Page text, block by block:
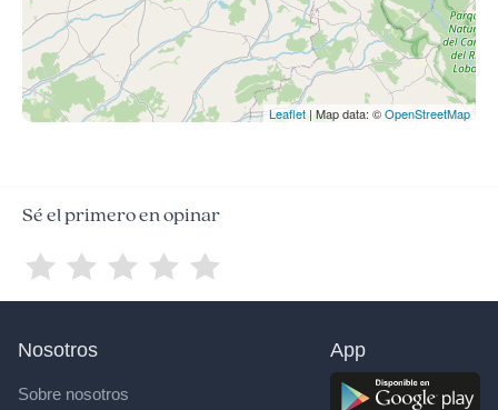
Leaflet | Map data: ©OpenStreetMap
Sé el primero en opinar
Nosotros
Sobre nosotros
App